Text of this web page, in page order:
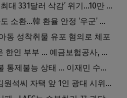
SSI 수급자 40만 명 ‘월 최대 331달러 삭감’ 위기…10만 명은 수급자격 상실
美, 엔화 방어하며 원화도 소환…韓 환율 안정 ‘우군’ 되나
동 성착취물 유포 혐의로 체포
’10억 빚’ 안갚고 미국 온 한인 부부 … 예금보험공사, 미국서 소송
워싱턴주 동시다발 산불 통제불능 상태 … 이재민 수십만명
[화제] “내 돈 갚아라” 김원석씨 자택 앞 1인 광대 시위 … 한인 투자사, “108만 달러 못받아”